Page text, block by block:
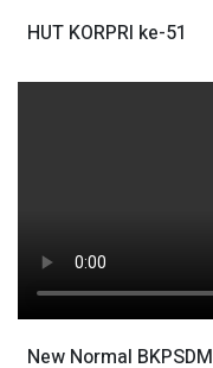
HUT KORPRI ke-51
New Normal BKPSDM